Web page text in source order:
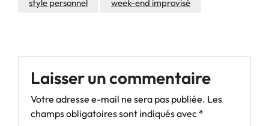
style personnel
week-end improvisé
Laisser un commentaire
Votre adresse e-mail ne sera pas publiée. Les
champs obligatoires sont indiqués avec *